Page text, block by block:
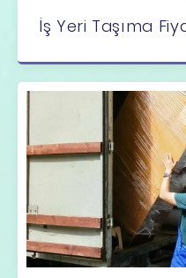
İş Yeri Taşıma